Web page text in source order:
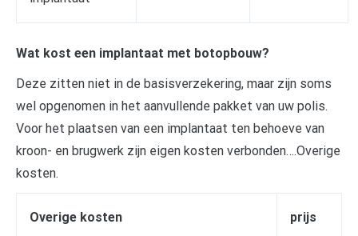
Wat kost een implantaat met botopbouw?
Deze zitten niet in de basisverzekering, maar zijn soms
wel opgenomen in het aanvullende pakket van uw polis.
Voor het plaatsen van een implantaat ten behoeve van
kroon- en brugwerk zijn eigen kosten verbonden….Overige
kosten.
Overige kosten prijs